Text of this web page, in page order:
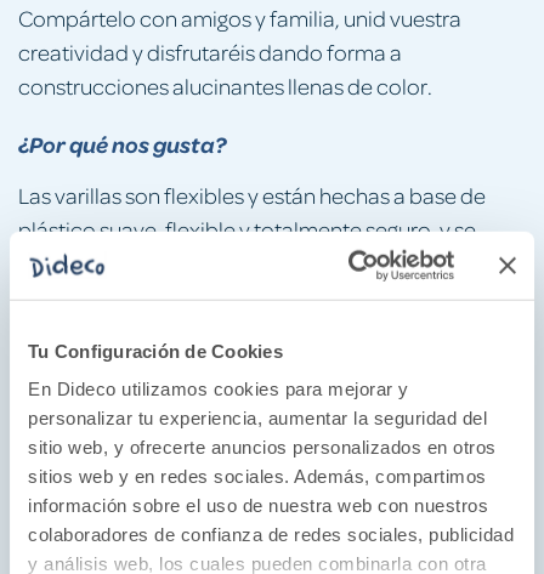
Tu Configuración de Cookies
En Dideco utilizamos cookies para mejorar y
personalizar tu experiencia, aumentar la seguridad del
sitio web, y ofrecerte anuncios personalizados en otros
sitios web y en redes sociales. Además, compartimos
información sobre el uso de nuestra web con nuestros
colaboradores de confianza de redes sociales, publicidad
y análisis web, los cuales pueden combinarla con otra
Compártelo con amigos y familia, unid vuestra
creatividad y disfrutaréis dando forma a
construcciones alucinantes llenas de color.
¿Por qué nos gusta?
Las varillas son flexibles y están hechas a base de
plástico suave, flexible y totalmente seguro, y se
unen entre sí con las pequeñas esferas de colores.
Cada esfera dispone de 6 agujeros para que se
direcciones, ¡las posibilidades de construcción son
infinitas!
Niños y niñas desarrollarán su habilidad manual,
motricidad fina, su atención, el pensamiento lógico,
la visión espacial y el razonamiento matemático casi
sin darse cuenta, ¡es ideal también para compartirlo
en el aula!